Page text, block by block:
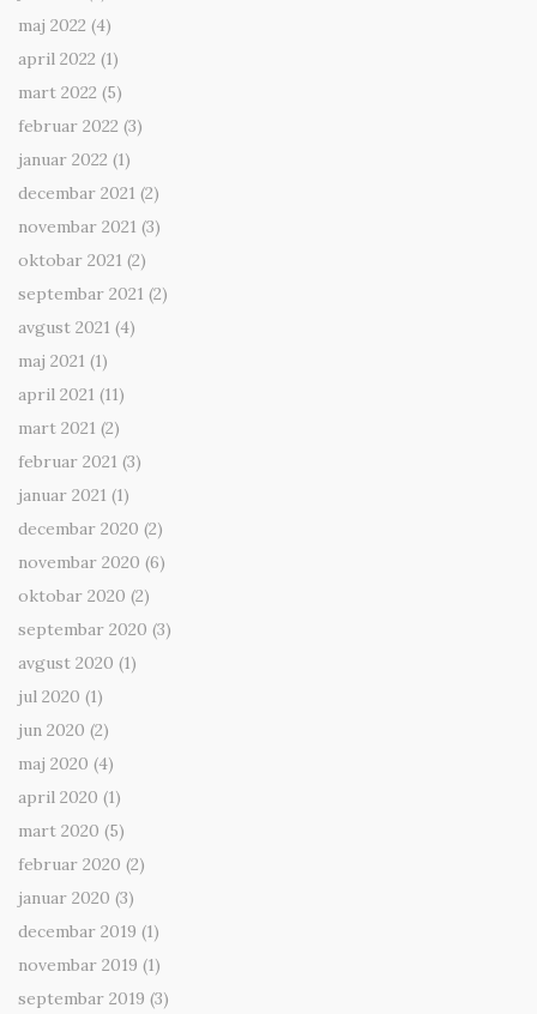
maj 2022 (4)
april 2022 (1)
mart 2022 (5)
februar 2022 (3)
januar 2022 (1)
decembar 2021 (2)
novembar 2021 (3)
oktobar 2021 (2)
septembar 2021 (2)
avgust 2021 (4)
maj 2021 (1)
april 2021 (11)
mart 2021 (2)
februar 2021 (3)
januar 2021 (1)
decembar 2020 (2)
novembar 2020 (6)
oktobar 2020 (2)
septembar 2020 (3)
avgust 2020 (1)
jul 2020 (1)
jun 2020 (2)
maj 2020 (4)
april 2020 (1)
mart 2020 (5)
februar 2020 (2)
januar 2020 (3)
decembar 2019 (1)
novembar 2019 (1)
septembar 2019 (3)